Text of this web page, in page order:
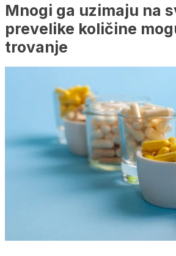
Mnogi ga uzimaju na
prevelike količine
trovanje